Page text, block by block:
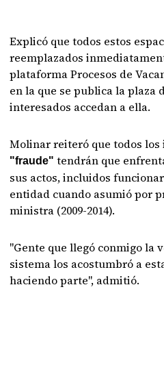
Explicó que todos estos
reemplazados
plataforma Procesos de
en la que se publica la plaza
interesados accedan a ella.
Molinar reiteró que todos los
"fraude" tendrán que
sus actos, incluidos
entidad cuando asumió por
ministra (2009-2014).
"Gente que llegó conmigo la
sistema los acostumbró a
haciendo parte", admitió.